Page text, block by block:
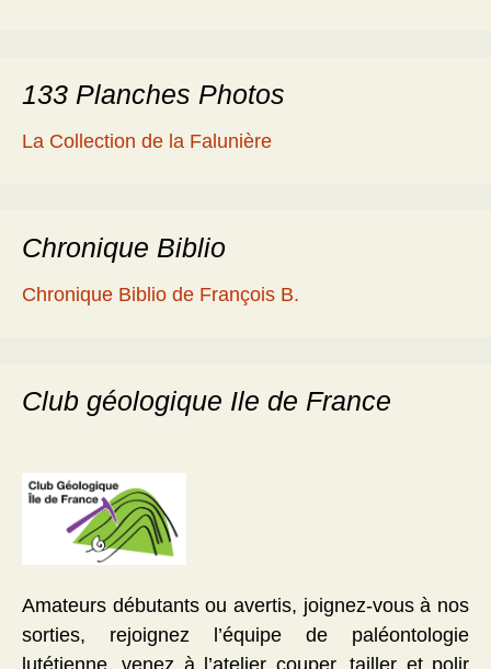
133 Planches Photos
La Collection de la Falunière
Chronique Biblio
Chronique Biblio de François B.
Club géologique Ile de France
Amateurs débutants ou avertis, joignez-vous à nos
sorties, rejoignez l’équipe de paléontologie